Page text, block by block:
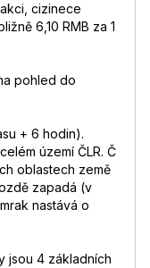
cizinece
6,10 RMB za 1
pohled do
+ 6 hodin).
území ČLR. Č
oblastech země
zapadá (v
nastává o
jsou 4 základních